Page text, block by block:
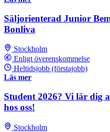
Säljorienterad Junior
Bonliva
Stockholm
Enligt överenskommelse
Heltidsjobb (förstajobb)
Läs mer
Student 2026? Vi lär dig
hos oss!
Stockholm